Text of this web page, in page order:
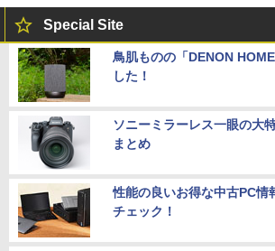
Special Site
鳥肌ものの「DENON
した！
ソニーミラーレス一眼の大
まとめ
性能の良いお得な中古PC情
チェック！